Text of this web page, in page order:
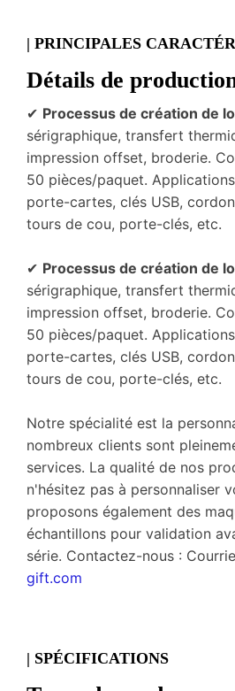
| PRINCIPALES
Détails de
✔ Processus de création de
sérigraphique, transfert
impression offset, broderie.
50 pièces/paquet.
porte-cartes, clés USB,
tours de cou, porte-clés, etc.
✔ Processus de création de
sérigraphique, transfert
impression offset, broderie.
50 pièces/paquet.
porte-cartes, clés USB,
tours de cou, porte-clés, etc.
Notre spécialité est la
nombreux clients sont
services. La qualité de nos
n'hésitez pas à personnaliser
proposons également des
échantillons pour validation
série. Contactez-nous :
gift.com
| SPÉCIFICATIONS